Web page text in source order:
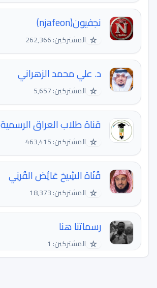
نجفيون(njafeon)
☆ المشتركين: 262,366
د. علي محمد الزهراني
☆ المشتركين: 5,657
قناة طلاب العراق الرسمية
☆ المشتركين: 463,415
قَنَاة الشِيخ عَائِض القَرنِي
☆ المشتركين: 18,373
رسماتنا هنا
☆ المشتركين: 1